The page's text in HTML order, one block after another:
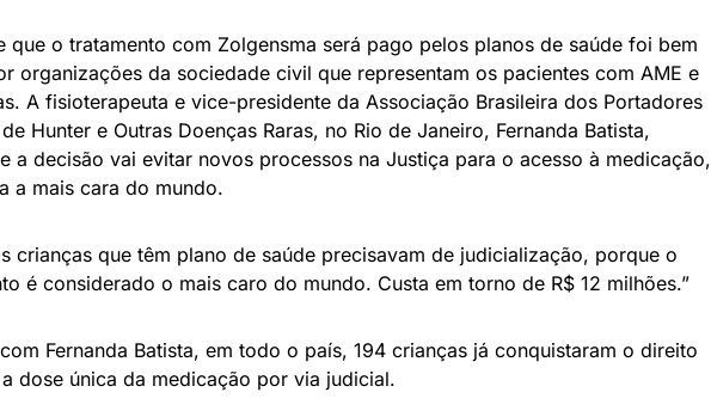
que o tratamento com Zolgensma será pago pelos planos de saúde foi bem
organizações da sociedade civil que representam os pacientes com AME e
A fisioterapeuta e vice-presidente da Associação Brasileira dos Portadores
Hunter e Outras Doenças Raras, no Rio de Janeiro, Fernanda Batista,
a decisão vai evitar novos processos na Justiça para o acesso à medicação,
a mais cara do mundo.
crianças que têm plano de saúde precisavam de judicialização, porque o
é considerado o mais caro do mundo. Custa em torno de R$ 12 milhões.”
Fernanda Batista, em todo o país, 194 crianças já conquistaram o direito
dose única da medicação por via judicial.